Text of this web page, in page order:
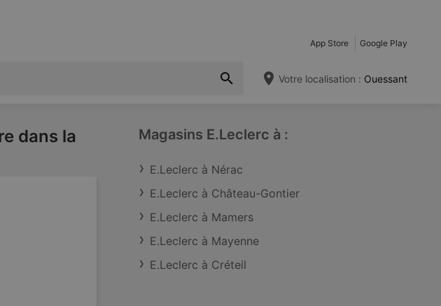
App Store Google Play
Votre localisation : Ouessant
dans la
Magasins E.Leclerc à :
E.Leclerc à Nérac
E.Leclerc à Château-Gontier
E.Leclerc à Mamers
E.Leclerc à Mayenne
E.Leclerc à Créteil